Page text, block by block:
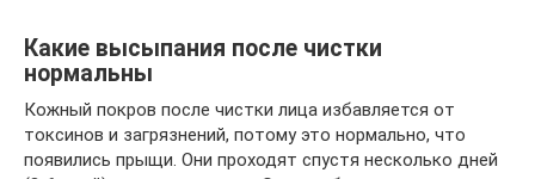
Какие высыпания после чистки
нормальны
Кожный покров после чистки лица избавляется от
токсинов и загрязнений, потому это нормально, что
появились прыщи. Они проходят спустя несколько дней